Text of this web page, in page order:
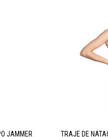
JAMMER TRAJE DE